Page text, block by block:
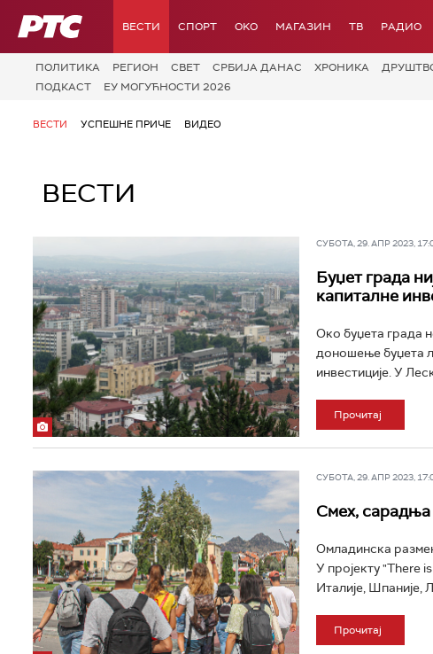
РТС ВЕСТИ СПОРТ OKO МАГАЗИН ТВ РАДИО
ПОЛИТИКА РЕГИОН СВЕТ СРБИЈА ДАНАС ХРОНИКА
ПОДКАСТ
ЕУ МОГУЋНОСТИ 2026
ВЕСТИ УСПЕШНЕ ПРИЧЕ ВИДЕО
ВЕСТИ
СУБОТА, 29. АПР 2023,
Буџет града
капиталне
Око буџета града
доношење буџета
инвестиције. У
Прочитај
СУБОТА, 29. АПР 2023,
Смех,
Омладинска
У пројекту "There
Италије, Шпаније,
Прочитај